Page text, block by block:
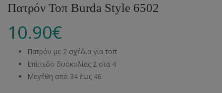
Πατρόν Τοπ Burda Style 6502
10.90€
Πατρόν με 2 σχέδια για τοπ
Επίπεδο δυσκολίας 2 στα 4
Μεγέθη από 34 έως 46